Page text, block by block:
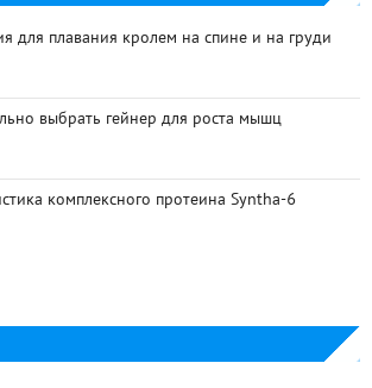
для плавания кролем на спине и на груди
выбрать гейнер для роста мышц
комплексного протеина Syntha-6